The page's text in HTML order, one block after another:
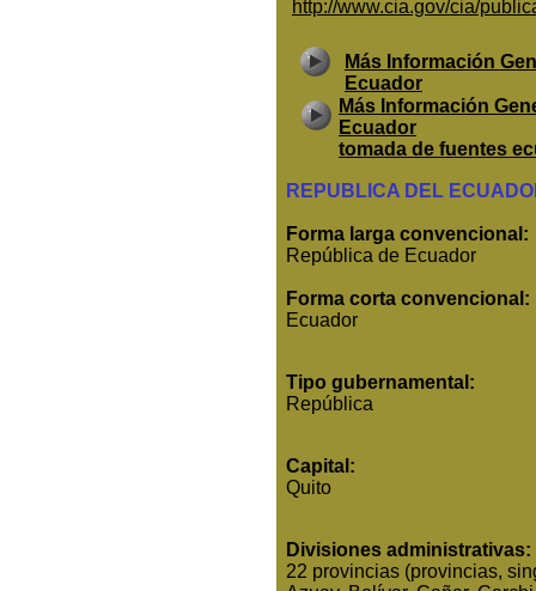
Más Información
Ecuador
REPUBLICA DEL
Forma larga convencional:
República de Ecuador
Forma corta convencional:
Ecuador
Tipo gubernamental:
República
Capital:
Quito
Divisiones administrativas:
22 provincias (provincias,
http://www.cia.gov/cia/
Más Información
Ecuador
tomada de fuentes